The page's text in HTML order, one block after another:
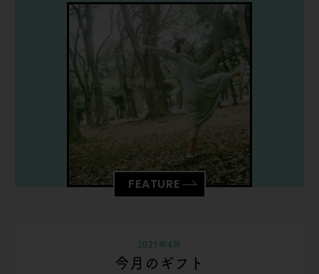
FEATURE
2021年4月
今月のギフト